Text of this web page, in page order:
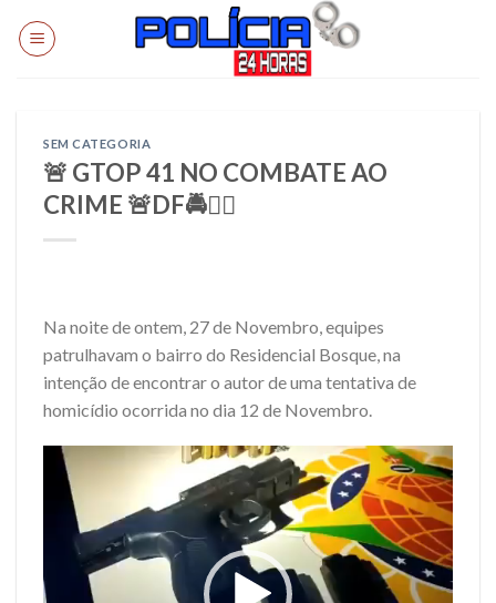
SEM CATEGORIA
🚨 GTOP 41 NO COMBATE AO
CRIME 🚨DF🚔👨‍✈️
Na noite de ontem, 27 de Novembro, equipes
patrulhavam o bairro do Residencial Bosque, na
intenção de encontrar o autor de uma tentativa de
homicídio ocorrida no dia 12 de Novembro.
Tocador
vídeo